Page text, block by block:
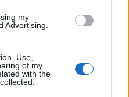
my
Advertising.
Use,
of my
with the
szegények